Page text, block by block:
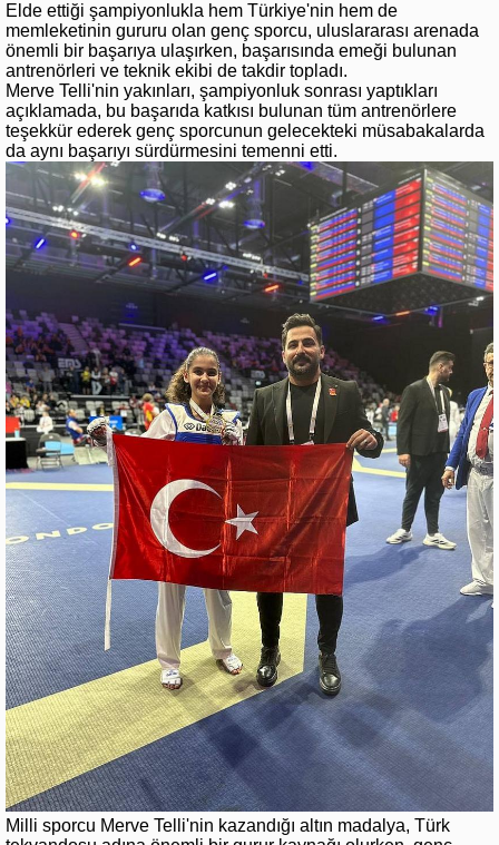
Elde ettiği şampiyonlukla hem Türkiye'nin hem de
memleketinin gururu olan genç sporcu, uluslararası arenada
önemli bir başarıya ulaşırken, başarısında emeği bulunan
antrenörleri ve teknik ekibi de takdir topladı.
Merve Telli'nin yakınları, şampiyonluk sonrası yaptıkları
açıklamada, bu başarıda katkısı bulunan tüm antrenörlere
teşekkür ederek genç sporcunun gelecekteki müsabakalarda
da aynı başarıyı sürdürmesini temenni etti.
Milli sporcu Merve Telli'nin kazandığı altın madalya, Türk